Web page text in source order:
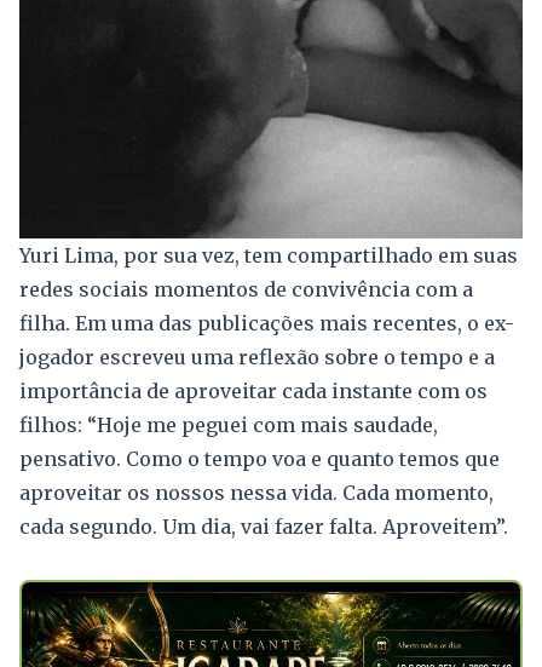
Yuri Lima, por sua vez, tem compartilhado em suas
redes sociais momentos de convivência com a
filha. Em uma das publicações mais recentes, o ex-
jogador escreveu uma reflexão sobre o tempo e a
importância de aproveitar cada instante com os
filhos: “Hoje me peguei com mais saudade,
pensativo. Como o tempo voa e quanto temos que
aproveitar os nossos nessa vida. Cada momento,
cada segundo. Um dia, vai fazer falta. Aproveitem”.